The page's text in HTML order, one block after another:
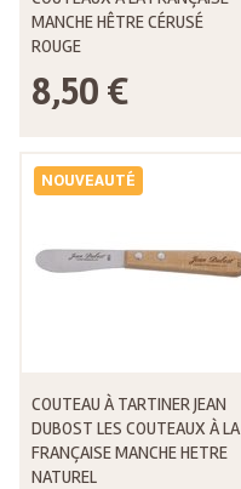
MANCHE HÊTRE CÉRUSÉ
ROUGE
8,50 €
NOUVEAUTÉ
COUTEAU À TARTINER JEAN
DUBOST LES COUTEAUX À LA
FRANÇAISE MANCHE HETRE
NATUREL